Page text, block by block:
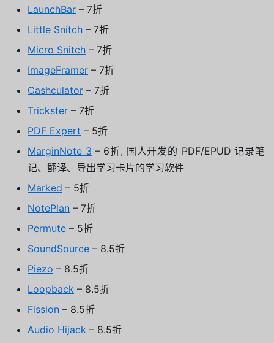
LaunchBar – 7折
Little Snitch – 7折
Micro Snitch – 7折
ImageFramer – 7折
Cashculator – 7折
Trickster – 7折
PDF Expert – 5折
MarginNote 3 – 6折, 国人开发的 PDF/EPUD 记录笔
记、翻译、导出学习卡片的学习软件
Marked – 5折
NotePlan – 7折
Permute – 5折
SoundSource – 8.5折
Piezo – 8.5折
Loopback – 8.5折
Fission – 8.5折
Audio Hijack – 8.5折